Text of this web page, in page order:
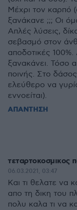
Μέχρι τον καρπό
ξανάκανε ;;; Οι
Απλές λύσεις,
σεβασμό στον
αποδοτικές
ξανακάνει. Τόσο
ποινής. Στο
ελεύθερο να
εννοείται).
ΑΠΑΝΤΗΣΗ
τεταρτοκοσμικος
06.03.2021, 03:47
Και τι θελατε να
απο τη δικη του
πολυ καλα τι να